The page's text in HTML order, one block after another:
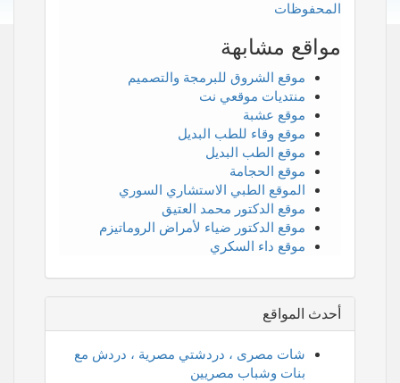
المحفوظات
مواقع مشابهة
موقع الشروق للبرمجة والتصميم
منتديات موقعي نت
موقع عشبة
موقع وقاء للطب البديل
موقع الطب البديل
موقع الحجامة
الموقع الطبي الاستشاري السوري
موقع الدكتور محمد العتيق
موقع الدكتور ضياء لأمراض الروماتيزم
موقع داء السكري
أحدث المواقع
شات مصرى ، دردشتي مصرية ، دردش مع
بنات وشباب مصريين